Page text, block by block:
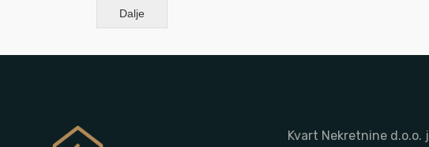
Dalje
Kvart Nekretnine d.o.o. j